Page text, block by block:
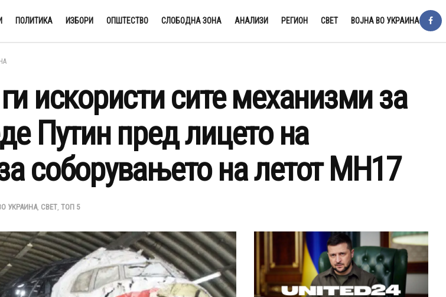
ПОЛИТИКА ИЗБОРИ ОПШТЕСТВО СЛОБОДНА ЗОНА АНАЛИЗИ РЕГИОН СВЕТ ВОЈНА ВО УКРАИНА
искористи сите механизми за
Путин пред лицето на
соборувањето на летот MH17
УКРАИНА, СВЕТ, ТОП 5